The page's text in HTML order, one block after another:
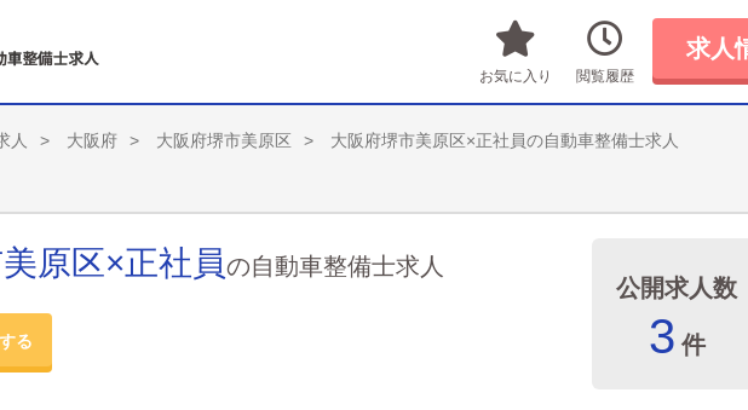
お気に入り 閲覧履歴
求人
人 大阪府 大阪府堺市美原区 大阪府堺市美原区×正社員の自動車整備士求人
原区×正社員の自動車整備士求人
る
公開求人数
3 件